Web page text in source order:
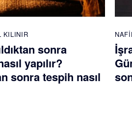
KILINIR
sonra
yapılır?
sonra tespih nasıl